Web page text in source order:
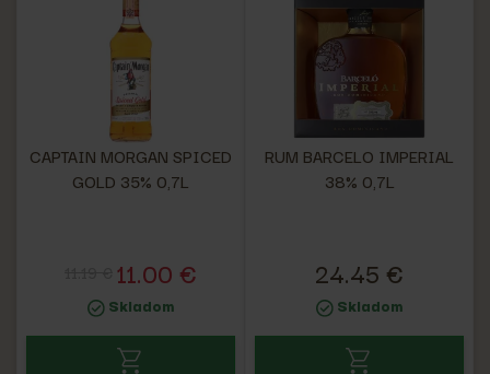
CAPTAIN MORGAN SPICED
GOLD 35% 0,7L
11.00 €
Skladom
RUM BARCELO IMPERIAL
38% 0,7L
24.45 €
Skladom